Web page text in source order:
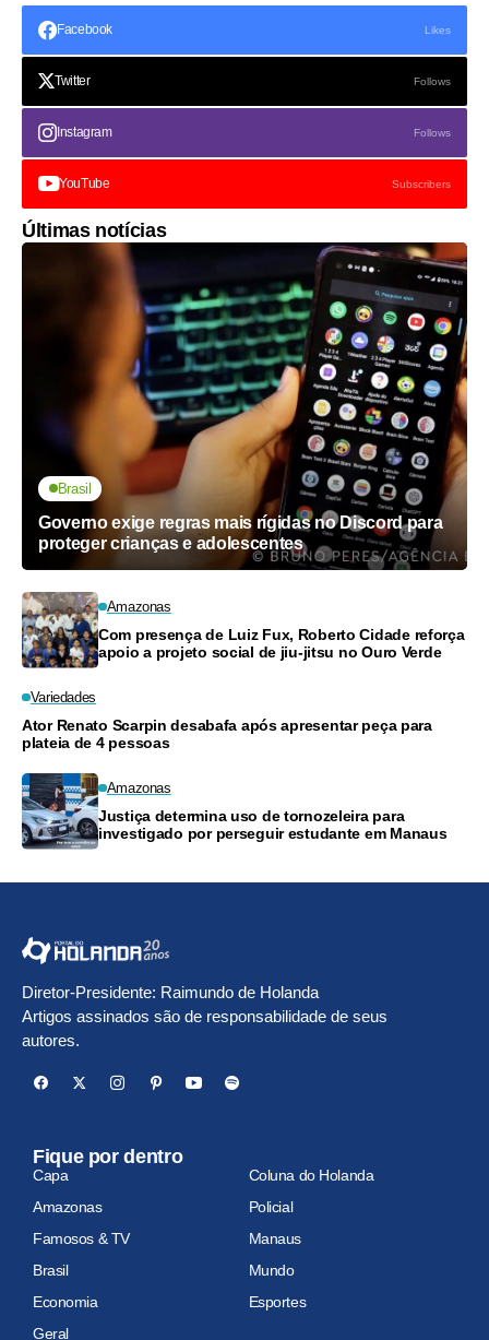
Facebook Likes
Twitter Follows
Instagram Follows
YouTube Subscribers
Últimas notícias
Brasil
Governo exige regras mais rígidas no Discord para
proteger crianças e adolescentes
Amazonas
Com presença de Luiz Fux, Roberto Cidade reforça
apoio a projeto social de jiu-jitsu no Ouro Verde
Variedades
Ator Renato Scarpin desabafa após apresentar peça para
plateia de 4 pessoas
Amazonas
Justiça determina uso de tornozeleira para
investigado por perseguir estudante em Manaus
Diretor-Presidente: Raimundo de Holanda
Artigos assinados são de responsabilidade de seus
autores.
Fique por dentro
Capa
Coluna do Holanda
Amazonas
Policial
Famosos & TV
Manaus
Brasil
Mundo
Economia
Esportes
Geral